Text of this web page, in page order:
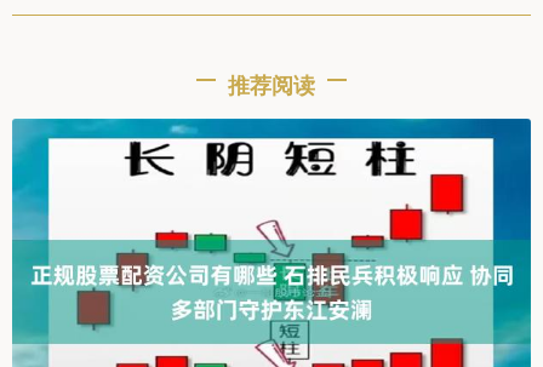
推荐阅读